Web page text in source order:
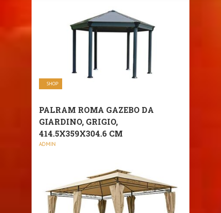
SHOP
PALRAM ROMA GAZEBO DA
GIARDINO, GRIGIO,
414.5X359X304.6 CM
ADMIN